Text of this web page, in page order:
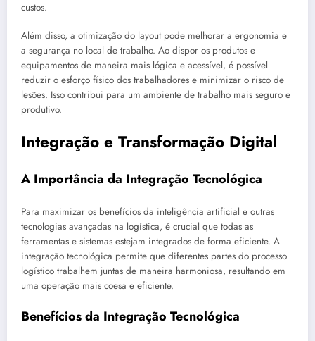
custos.
Além disso, a otimização do layout pode melhorar a ergonomia e
a segurança no local de trabalho. Ao dispor os produtos e
equipamentos de maneira mais lógica e acessível, é possível
reduzir o esforço físico dos trabalhadores e minimizar o risco de
lesões. Isso contribui para um ambiente de trabalho mais seguro e
produtivo.
Integração e Transformação Digital
A Importância da Integração Tecnológica
Para maximizar os benefícios da inteligência artificial e outras
tecnologias avançadas na logística, é crucial que todas as
ferramentas e sistemas estejam integrados de forma eficiente. A
integração tecnológica permite que diferentes partes do processo
logístico trabalhem juntas de maneira harmoniosa, resultando em
uma operação mais coesa e eficiente.
Benefícios da Integração Tecnológica